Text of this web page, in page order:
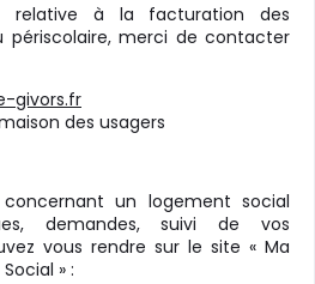
relative à la facturation des
merci de contacter
givors.fr
des usagers
un logement social
demandes, suivi de vos
vous rendre sur le site « Ma
» :